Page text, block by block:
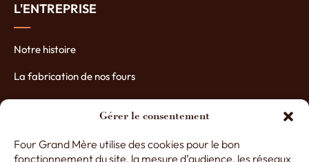
Gérer le consentement
Four Grand Mère utilise des cookies pour le bon
fonctionnement du site, la mesure d’audience, les réseaux
L'ENTREPRISE
Notre histoire
La fabrication de nos fours
Les atouts de nos fours
Nos partenaires